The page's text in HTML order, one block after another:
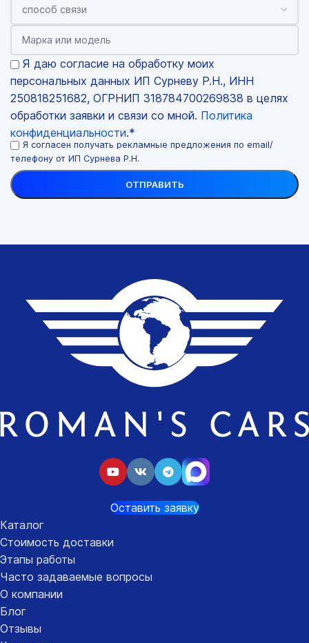
Я даю согласие на обработку моих
персональных данных ИП Сурневу Р.Н., ИНН
250818251682, ОГРНИП 318784700269838 в целях
обработки заявки и связи со мной. Политика
конфиденциальности.*
Я согласен получать рекламные предложения по email/
телефону от ИП Сурнева Р.Н.
Оставить заявку
Каталог
Стоимость доставки
Этапы работы
Часто задаваемые вопросы
О компании
Блог
Отзывы